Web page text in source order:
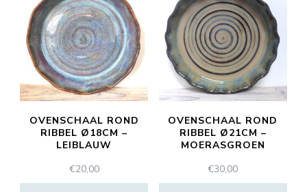
OVENSCHAAL ROND
RIBBEL Ø18CM –
LEIBLAUW
€20,00
OVENSCHAAL ROND
RIBBEL Ø21CM –
MOERASGROEN
€30,00